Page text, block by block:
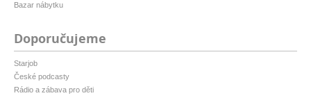
Bazar nábytku
Doporučujeme
Starjob
České podcasty
Rádio a zábava pro děti